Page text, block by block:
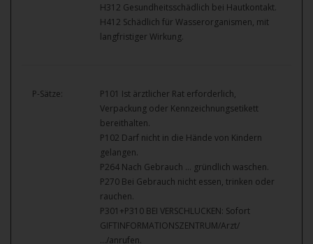
H312 Gesundheitsschädlich bei Hautkontakt.
H412 Schädlich für Wasserorganismen, mit
langfristiger Wirkung.
P-Sätze:
P101 Ist ärztlicher Rat erforderlich,
Verpackung oder Kennzeichnungsetikett
bereithalten.
P102 Darf nicht in die Hände von Kindern
gelangen.
P264 Nach Gebrauch … gründlich waschen.
P270 Bei Gebrauch nicht essen, trinken oder
rauchen.
P301+P310 BEI VERSCHLUCKEN: Sofort
GIFTINFORMATIONSZENTRUM/Arzt/
…/anrufen.